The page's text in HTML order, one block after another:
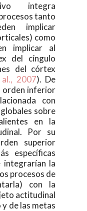
integra
tanto
implicar
como
implicar al
del cíngulo
del córtex
2007). De
orden inferior
con
sobre
en la
Por su
superior
específicas
integrarían la
procesos de
con la
actitudinal
de las metas